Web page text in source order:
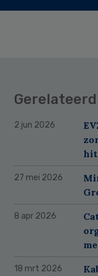
2 jun 2026
27 mei 2026
8 apr 2026
18 mrt 2026